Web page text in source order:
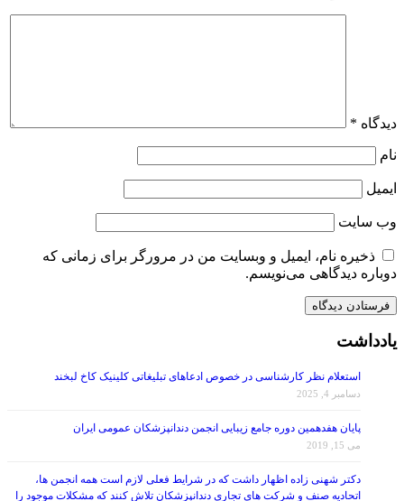
دیدگاه *
نام
ایمیل
وب‌ سایت
ذخیره نام، ایمیل و وبسایت من در مرورگر برای زمانی که
دوباره دیدگاهی می‌نویسم.
یادداشت
استعلام نظر کارشناسی در خصوص ادعاهای تبلیغاتی کلینیک کاخ لبخند
دسامبر 4, 2025
پایان هفدهمین دوره جامع زیبایی انجمن دندانپزشکان عمومی ایران
می 15, 2019
دکتر شهنی زاده اظهار داشت که در شرایط فعلی لازم است همه انجمن ها،
اتحادیه صنف و شرکت های تجاری دندانپزشکان تلاش کنند که مشکلات موجود را